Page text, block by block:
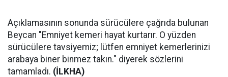
Açıklamasının sonunda sürücülere çağrıda bulunan
Beycan "Emniyet kemeri hayat kurtarır. O yüzden
sürücülere tavsiyemiz; lütfen emniyet kemerlerinizi
arabaya biner binmez takın." diyerek sözlerini
tamamladı. (İLKHA)